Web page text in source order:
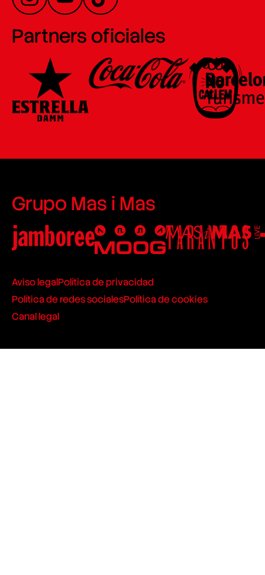
Partners oficiales
Grupo Mas i Mas
Aviso legalPolítica de privacidad
Política de redes socialesPolítica de cookies
Canal legal